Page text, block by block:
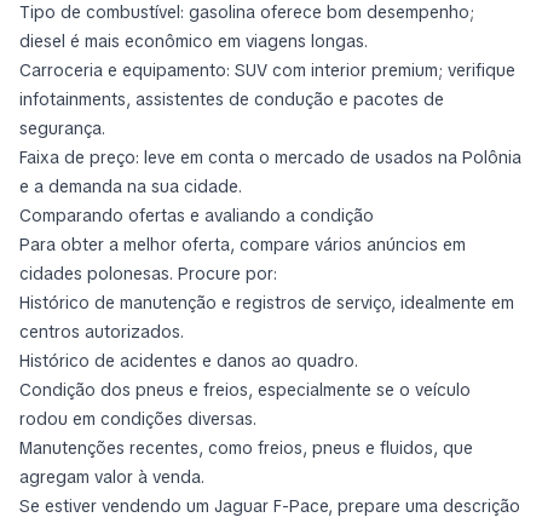
Tipo de combustível: gasolina oferece bom desempenho;
diesel é mais econômico em viagens longas.
Carroceria e equipamento: SUV com interior premium; verifique
infotainments, assistentes de condução e pacotes de
segurança.
Faixa de preço: leve em conta o mercado de usados na Polônia
e a demanda na sua cidade.
Comparando ofertas e avaliando a condição
Para obter a melhor oferta, compare vários anúncios em
cidades polonesas. Procure por:
Histórico de manutenção e registros de serviço, idealmente em
centros autorizados.
Histórico de acidentes e danos ao quadro.
Condição dos pneus e freios, especialmente se o veículo
rodou em condições diversas.
Manutenções recentes, como freios, pneus e fluidos, que
agregam valor à venda.
Se estiver vendendo um Jaguar F-Pace, prepare uma descrição